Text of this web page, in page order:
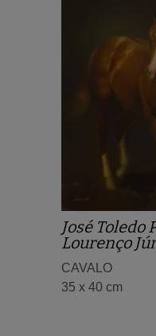
José Toledo
Lourenço
CAVALO
35 x 40 cm